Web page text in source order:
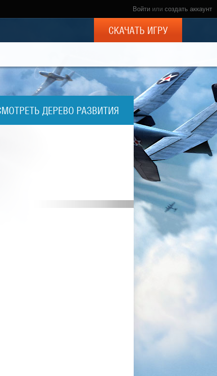
Войти или создать аккаунт
СКАЧАТЬ ИГРУ
ДЕРЕВО РАЗВИТИЯ